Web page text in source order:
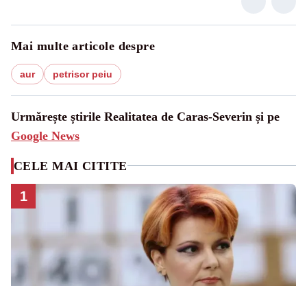
Mai multe articole despre
aur petrisor peiu
Urmărește știrile Realitatea de Caras-Severin și pe
Google News
CELE MAI CITITE
1